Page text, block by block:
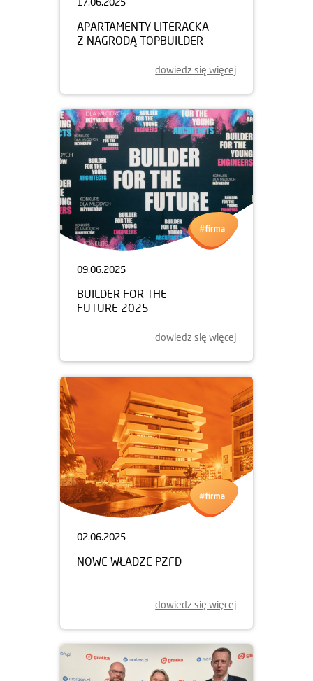
APARTAMENTY LITERACKA
Z NAGRODĄ TOPBUILDER
dowiedz się więcej
09.06.2025
BUILDER FOR THE
FUTURE 2025
dowiedz się więcej
02.06.2025
NOWE WŁADZE PZFD
dowiedz się więcej